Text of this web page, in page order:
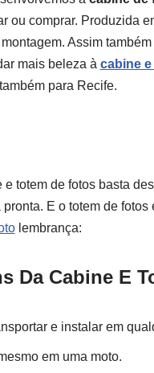
ou comprar. Produzida
Assim
mais beleza à cabine
para Recife.
e totem de fotos basta
E o totem de
lembrança:
Da Cabine E
e instalar em
em uma moto.